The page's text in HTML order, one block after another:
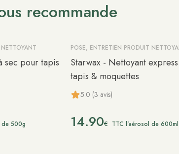
recommande
sec pour tapis
de 500g
POSE, ENTRETIEN PRODUIT
Starwax - Nettoyant
tapis & moquettes
5.0 (3 avis)
14.90€ TTC l'aérosol de 600ml